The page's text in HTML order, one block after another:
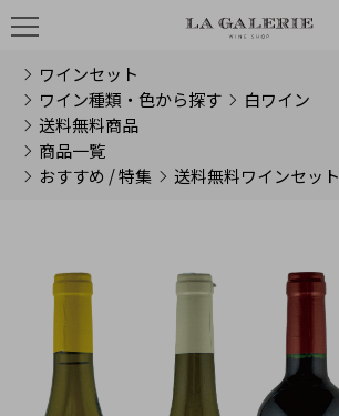
ワインセット
ワイン種類・色から探す
白ワイン
送料無料商品
商品一覧
おすすめ / 特集
送料無料ワインセット